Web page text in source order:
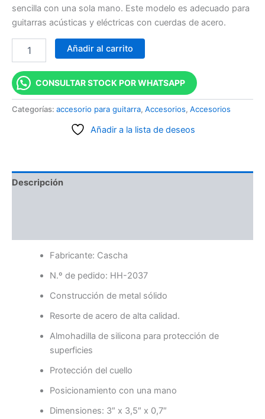
sencilla con una sola mano. Este modelo es adecuado para
guitarras acústicas y eléctricas con cuerdas de acero.
Añadir al carrito
CONSULTAR STOCK POR WHATSAPP
Categorías: accesorio para guitarra, Accesorios, Accesorios
Añadir a la lista de deseos
Descripción
Fabricante: Cascha
N.º de pedido: HH-2037
Construcción de metal sólido
Resorte de acero de alta calidad.
Almohadilla de silicona para protección de
superficies
Protección del cuello
Posicionamiento con una mano
Dimensiones: 3″ x 3,5″ x 0,7″